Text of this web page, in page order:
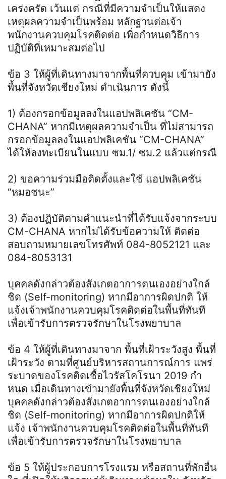
เคร่งครัด เว้นแต่ กรณีที่มีความจําเป็นให้แสดง
เหตุผลความจําเป็นพร้อม หลักฐานต่อเจ้า
พนักงานควบคุมโรคติดต่อ เพื่อกําหนดวิธีการ
ปฏิบัติที่เหมาะสมต่อไป
ข้อ 3 ให้ผู้ที่เดินทางมาจากพื้นที่ควบคุม เข้ามายัง
พื้นที่จังหวัดเชียงใหม่ ดําเนินการ ดังนี้
1) ต้องกรอกข้อมูลลงในแอปพลิเคชัน “CM-
CHANA” หากมีเหตุผลความจําเป็น ที่ไม่สามารถ
กรอกข้อมูลลงในแอปพลิเคชัน “CM-CHANA”
ได้ให้ลงทะเบียนในแบบ ซม.1/ ซม.2 แล้วแต่กรณี
2) ขอความร่วมมือติดตั้งและใช้ แอปพลิเคชัน
“หมอชนะ”
3) ต้องปฏิบัติตามคําแนะนําที่ได้รับแจ้งจากระบบ
CM-CHANA หากไม่ได้รับข้อความให้ ติดต่อ
สอบถามหมายเลขโทรศัพท์ 084-8052121 และ
084-8053131
บุคคลดังกล่าวต้องสังเกตอาการตนเองอย่างใกล้
ชิด (Self-monitoring) หากมีอาการผิดปกติ ให้
แจ้งเจ้าพนักงานควบคุมโรคติดต่อในพื้นที่ทันที
เพื่อเข้ารับการตรวจรักษาในโรงพยาบาล
ข้อ 4 ให้ผู้ที่เดินทางมาจาก พื้นที่เฝ้าระวังสูง พื้นที่
เฝ้าระวัง ตามที่ศูนย์บริหารสถานการณ์การ แพร่
ระบาดของโรคติดเชื้อไวรัสโคโรนา 2019 กํา
หนด เมื่อเดินทางเข้ามายังพื้นที่จังหวัดเชียงใหม่
บุคคลดังกล่าวต้องสังเกตอาการตนเองอย่างใกล้
ชิด (Self-monitoring) หากมีอาการผิดปกติให้
แจ้ง เจ้าพนักงานควบคุมโรคติดต่อในพื้นที่ทันที
เพื่อเข้ารับการตรวจรักษาในโรงพยาบาล
ข้อ 5 ให้ผู้ประกอบการโรงแรม หรือสถานที่พักอื่น